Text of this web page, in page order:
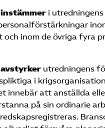
instämmer i
och inom de övriga fyra
avstyrker utredningens
i
innebär att anställda
på sin ordinarie